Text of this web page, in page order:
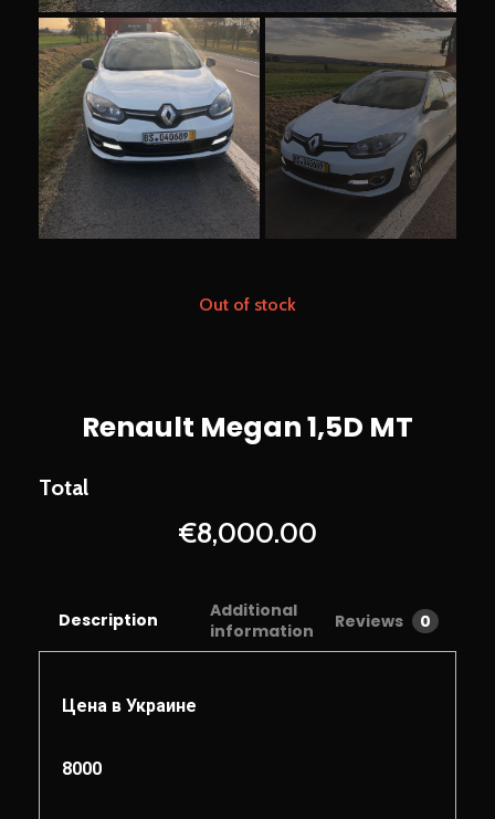
Renault Megan 1,5D MT
€8,000.00
Out of stock
Description
Additional
information
Reviews 0
Цена в Украине
8000